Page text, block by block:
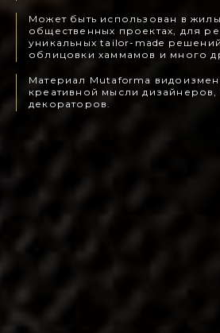
Может быть использован в
общественных проектах, для
уникальных tailor-made
облицовки хаммамов и много
Материал Mutaforma
креативной мысли дизайнеров,
декораторов.